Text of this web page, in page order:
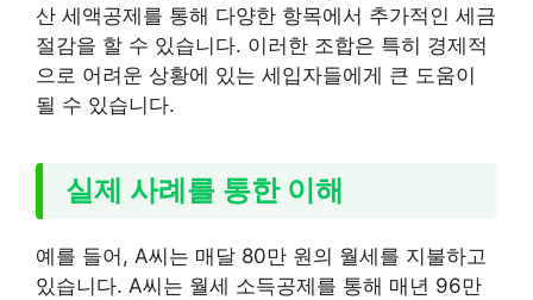
산 세액공제를 통해 다양한 항목에서 추가적인 세금
절감을 할 수 있습니다. 이러한 조합은 특히 경제적
으로 어려운 상황에 있는 세입자들에게 큰 도움이
될 수 있습니다.
실제 사례를 통한 이해
예를 들어, A씨는 매달 80만 원의 월세를 지불하고
있습니다. A씨는 월세 소득공제를 통해 매년 96만